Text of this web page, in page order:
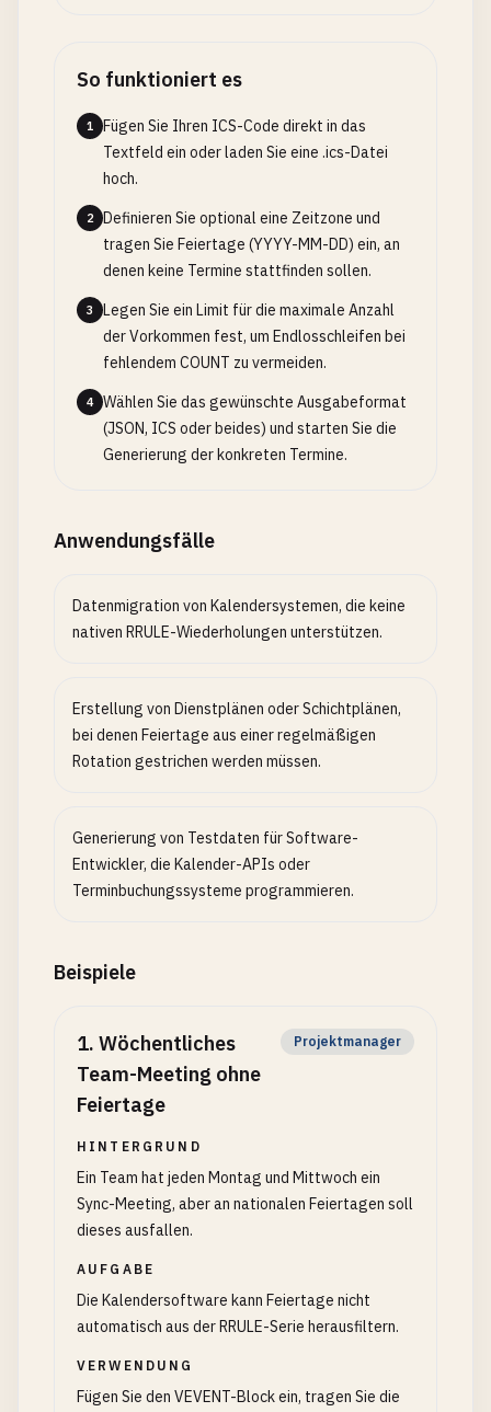
So funktioniert es
1
Fügen Sie Ihren ICS-Code direkt in das
Textfeld ein oder laden Sie eine .ics-Datei
hoch.
2
Definieren Sie optional eine Zeitzone und
tragen Sie Feiertage (YYYY-MM-DD) ein, an
denen keine Termine stattfinden sollen.
3
Legen Sie ein Limit für die maximale Anzahl
der Vorkommen fest, um Endlosschleifen bei
fehlendem COUNT zu vermeiden.
4
Wählen Sie das gewünschte Ausgabeformat
(JSON, ICS oder beides) und starten Sie die
Generierung der konkreten Termine.
Anwendungsfälle
Datenmigration von Kalendersystemen, die keine
nativen RRULE-Wiederholungen unterstützen.
Erstellung von Dienstplänen oder Schichtplänen,
bei denen Feiertage aus einer regelmäßigen
Rotation gestrichen werden müssen.
Generierung von Testdaten für Software-
Entwickler, die Kalender-APIs oder
Terminbuchungssysteme programmieren.
Beispiele
1. Wöchentliches
Team-Meeting ohne
Feiertage
Projektmanager
HINTERGRUND
Ein Team hat jeden Montag und Mittwoch ein
Sync-Meeting, aber an nationalen Feiertagen soll
dieses ausfallen.
AUFGABE
Die Kalendersoftware kann Feiertage nicht
automatisch aus der RRULE-Serie herausfiltern.
VERWENDUNG
Fügen Sie den VEVENT-Block ein, tragen Sie die